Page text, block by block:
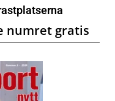
numret gratis